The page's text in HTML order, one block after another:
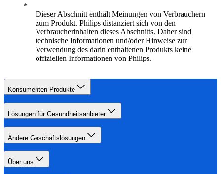
Dieser Abschnitt enthält Meinungen von Verbrauchern
zum Produkt. Philips distanziert sich von den
Verbraucherinhalten dieses Abschnitts. Daher sind
technische Informationen und/oder Hinweise zur
Verwendung des darin enthaltenen Produkts keine
offiziellen Informationen von Philips.
Konsumenten Produkte
Lösungen für Gesundheitsanbieter
Andere Geschäftslösungen
Über uns